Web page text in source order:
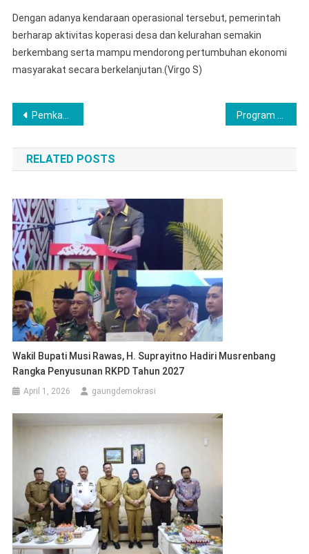
‎Dengan adanya kendaraan operasional tersebut, pemerintah
berharap aktivitas koperasi desa dan kelurahan semakin
berkembang serta mampu mendorong pertumbuhan ekonomi
masyarakat secara berkelanjutan.(Virgo S)
Post
navigation
Pemkab dan Satnarkoba Polres Labuhanbatu Bersinergi Gelar Sosialisasi P4GN
RELATED POSTS
Wakil Bupati Musi Rawas, H. Suprayitno Hadiri Musrenbang
Rangka Penyusunan RKPD Tahun 2027
April 1, 2026 gaungdemokrasi